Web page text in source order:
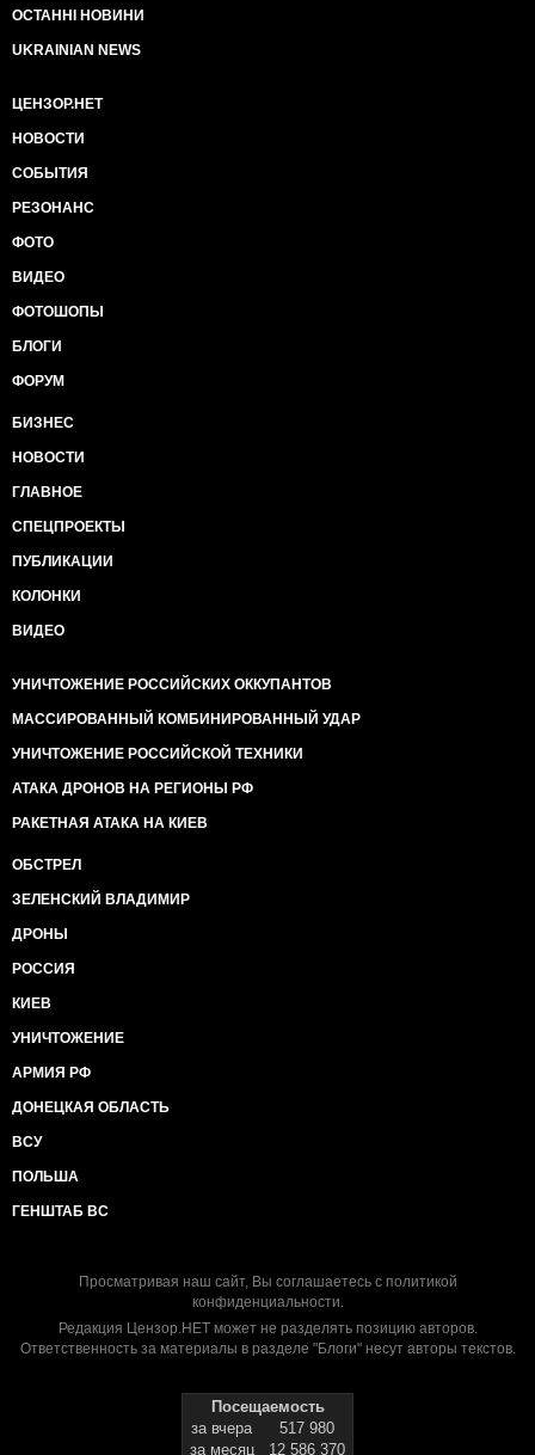
ОСТАННІ НОВИНИ
UKRAINIAN NEWS
ЦЕНЗОР.НЕТ
НОВОСТИ
СОБЫТИЯ
РЕЗОНАНС
ФОТО
ВИДЕО
ФОТОШОПЫ
БЛОГИ
ФОРУМ
БИЗНЕС
НОВОСТИ
ГЛАВНОЕ
СПЕЦПРОЕКТЫ
ПУБЛИКАЦИИ
КОЛОНКИ
ВИДЕО
УНИЧТОЖЕНИЕ РОССИЙСКИХ ОККУПАНТОВ
МАССИРОВАННЫЙ КОМБИНИРОВАННЫЙ УДАР
УНИЧТОЖЕНИЕ РОССИЙСКОЙ ТЕХНИКИ
АТАКА ДРОНОВ НА РЕГИОНЫ РФ
РАКЕТНАЯ АТАКА НА КИЕВ
ОБСТРЕЛ
ЗЕЛЕНСКИЙ ВЛАДИМИР
ДРОНЫ
РОССИЯ
КИЕВ
УНИЧТОЖЕНИЕ
АРМИЯ РФ
ДОНЕЦКАЯ ОБЛАСТЬ
ВСУ
ПОЛЬША
ГЕНШТАБ ВС
Просматривая наш сайт, Вы соглашаетесь с политикой
конфиденциальности.
Редакция Цензор.НЕТ может не разделять позицию авторов.
Ответственность за материалы в разделе "Блоги" несут авторы текстов.
Посещаемость
за вчера
517 980
за месяц
12 586 370